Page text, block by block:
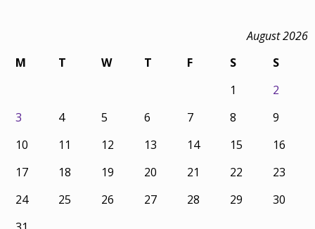
August 2026
M
T W T F S
S
1
2
3
4 5 6 7 8
9
10
11 12 13 14 15
16
17
18 19 20 21 22
23
24
25 26 27 28 29
30